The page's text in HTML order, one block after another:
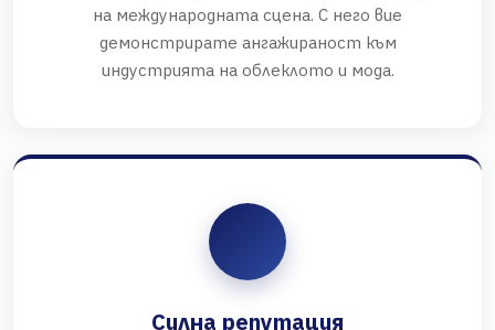
на международната сцена. С него вие
демонстрирате ангажираност към
индустрията на облеклото и мода.
Силна репутация